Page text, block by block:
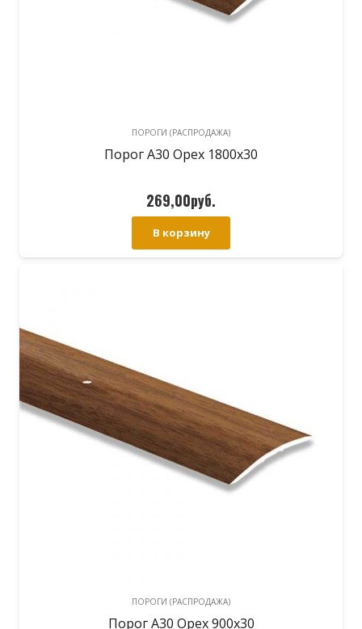
ПОРОГИ (РАСПРОДАЖА)
Порог А30 Орех 1800х30
269,00руб.
В корзину
ПОРОГИ (РАСПРОДАЖА)
Порог А30 Орех 900х30